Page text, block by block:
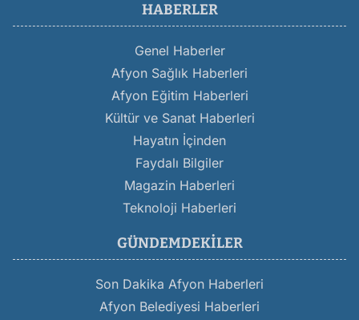
HABERLER
Genel Haberler
Afyon Sağlık Haberleri
Afyon Eğitim Haberleri
Kültür ve Sanat Haberleri
Hayatın İçinden
Faydalı Bilgiler
Magazin Haberleri
Teknoloji Haberleri
GÜNDEMDEKILER
Son Dakika Afyon Haberleri
Afyon Belediyesi Haberleri